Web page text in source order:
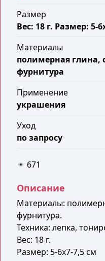
Размер
Вес: 18 г. Размер: 5-
Материалы
полимерная глина,
фурнитура
Применение
украшения
Уход
по запросу
671
Описание
Материалы:
фурнитура.
Техника: лепка,
Вес: 18 г.
Размер: 5-6х7-7,5 см